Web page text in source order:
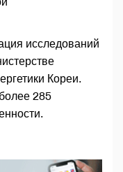
исследований
Кореи.
285